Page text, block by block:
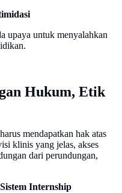
upaya untuk menyalahkan
Hukum, Etik
mendapatkan hak atas
klinis yang jelas, akses
dari perundungan,
Internship